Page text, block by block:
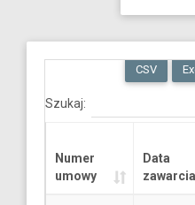
CSV
Szukaj:
Numer
umowy
Data
zawarcia